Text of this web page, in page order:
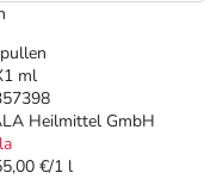
ml
Heilmittel GmbH
€/1 l